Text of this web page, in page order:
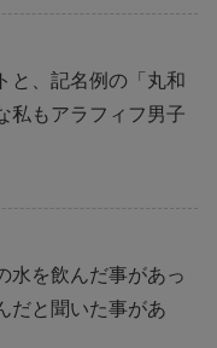
と、記名例の「丸和
私もアラフィフ男子
水を飲んだ事があっ
だと聞いた事があ